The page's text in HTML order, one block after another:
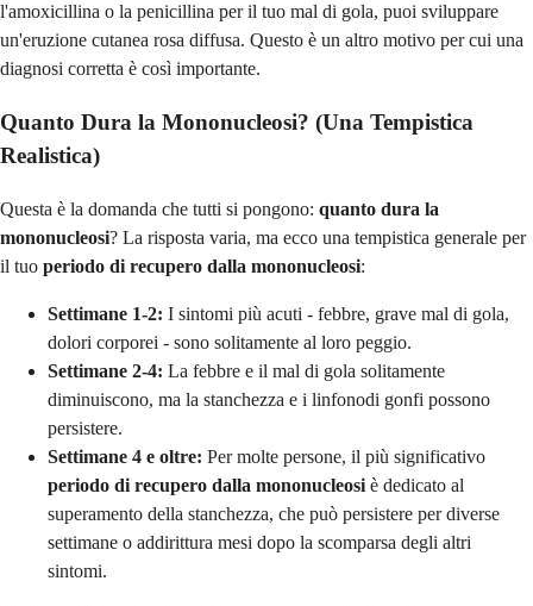
l'amoxicillina o la penicillina per il tuo mal di gola, puoi sviluppare
un'eruzione cutanea rosa diffusa. Questo è un altro motivo per cui una
diagnosi corretta è così importante.
Quanto Dura la Mononucleosi? (Una Tempistica
Realistica)
Questa è la domanda che tutti si pongono: quanto dura la
mononucleosi? La risposta varia, ma ecco una tempistica generale per
il tuo periodo di recupero dalla mononucleosi:
Settimane 1-2: I sintomi più acuti - febbre, grave mal di gola,
dolori corporei - sono solitamente al loro peggio.
Settimane 2-4: La febbre e il mal di gola solitamente
diminuiscono, ma la stanchezza e i linfonodi gonfi possono
persistere.
Settimane 4 e oltre: Per molte persone, il più significativo
periodo di recupero dalla mononucleosi è dedicato al
superamento della stanchezza, che può persistere per diverse
settimane o addirittura mesi dopo la scomparsa degli altri
sintomi.